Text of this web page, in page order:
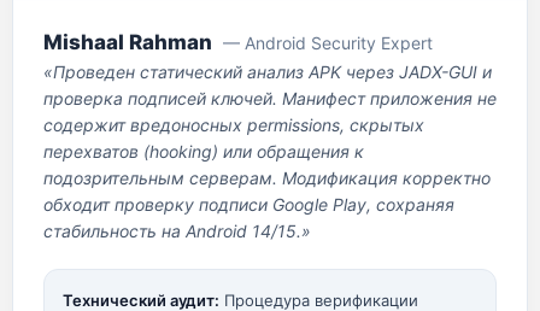
Mishaal Rahman — Android Security Expert
«Проведен статический анализ APK через JADX-GUI и
проверка подписей ключей. Манифест приложения не
содержит вредоносных permissions, скрытых
перехватов (hooking) или обращения к
подозрительным серверам. Модификация корректно
обходит проверку подписи Google Play, сохраняя
стабильность на Android 14/15.»
Технический аудит: Процедура верификации